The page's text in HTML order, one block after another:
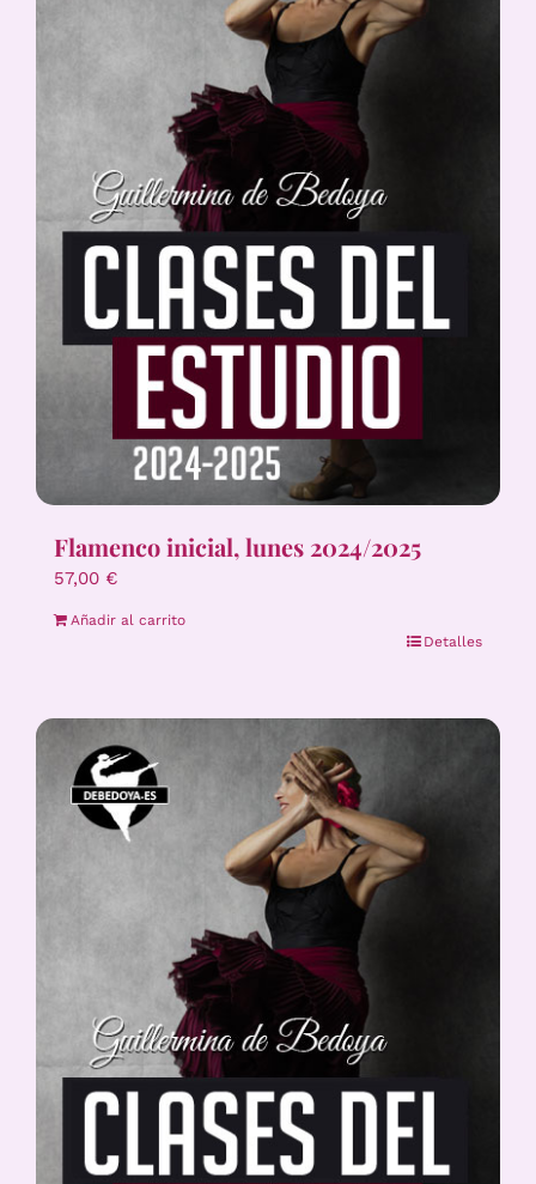
Flamenco inicial, lunes 2024/2025
57,00 €
Añadir al carrito
Detalles